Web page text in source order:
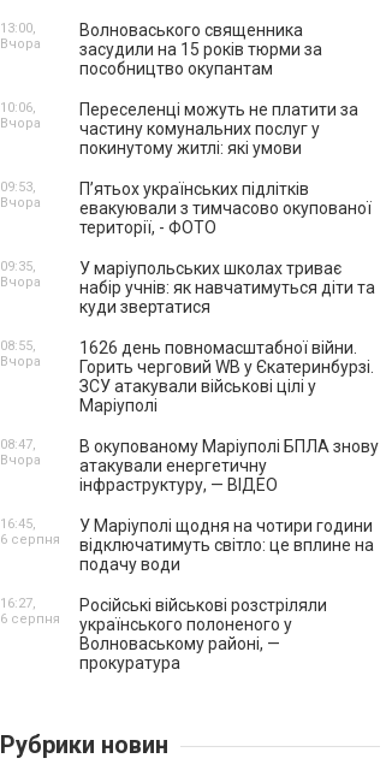
Волноваського священника
засудили на 15 років тюрми за
пособництво окупантам
13:00,
Вчора
Переселенці можуть не платити за
частину комунальних послуг у
покинутому житлі: які умови
10:06,
Вчора
П’ятьох українських підлітків
евакуювали з тимчасово окупованої
території, - ФОТО
09:53,
Вчора
У маріупольських школах триває
набір учнів: як навчатимуться діти та
куди звертатися
09:35,
Вчора
1626 день повномасштабної війни.
Горить черговий WB у Єкатеринбурзі.
ЗСУ атакували військові цілі у
Маріуполі
08:55,
Вчора
В окупованому Маріуполі БПЛА знову
атакували енергетичну
інфраструктуру, — ВІДЕО
08:47,
Вчора
У Маріуполі щодня на чотири години
відключатимуть світло: це вплине на
подачу води
16:45,
6 серпня
Російські військові розстріляли
українського полоненого у
Волноваському районі, —
прокуратура
16:27,
6 серпня
Рубрики новин